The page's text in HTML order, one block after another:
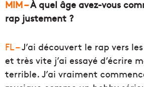
MIM –À quel âge avez-vous
rap justement ?
FL –J’ai découvert le rap vers
et très vite j’ai essayé d’écrire
terrible. J’ai vraiment